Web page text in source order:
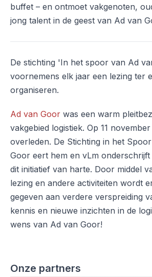
buffet – en ontmoet vakgenoten,
jong talent in de geest van Ad van
De stichting 'In het spoor van Ad
voornemens elk jaar een lezing ter
organiseren.
Ad van Goor was een warm
vakgebied logistiek. Op 11
overleden. De Stichting in het
Goor eert hem en vLm
dit initiatief van harte. Door middel
lezing en andere activiteiten wordt
gegeven aan verdere verspreiding
kennis en nieuwe inzichten in de
wens van Ad van Goor!
Onze partners